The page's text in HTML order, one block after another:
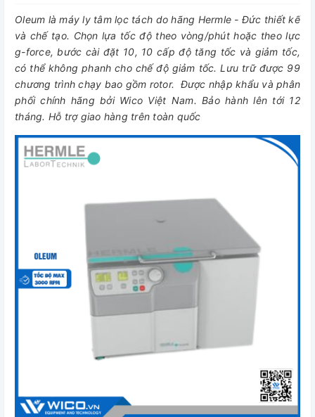
Oleum là máy ly tâm lọc tách do hãng Hermle - Đức thiết kế
và chế tạo. Chọn lựa tốc độ theo vòng/phút hoặc theo lực
g-force, bước cài đặt 10, 10 cấp độ tăng tốc và giảm tốc,
có thể không phanh cho chế độ giảm tốc. Lưu trữ được 99
chương trình chạy bao gồm rotor. Được nhập khẩu và phân
phối chính hãng bởi Wico Việt Nam. Bảo hành lên tới 12
tháng. Hỗ trợ giao hàng trên toàn quốc